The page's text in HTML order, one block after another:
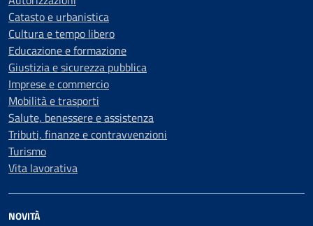
Catasto e urbanistica
Cultura e tempo libero
Educazione e formazione
Giustizia e sicurezza pubblica
Imprese e commercio
Mobilità e trasporti
Salute, benessere e assistenza
Tributi, finanze e contravvenzioni
Turismo
Vita lavorativa
NOVITÀ